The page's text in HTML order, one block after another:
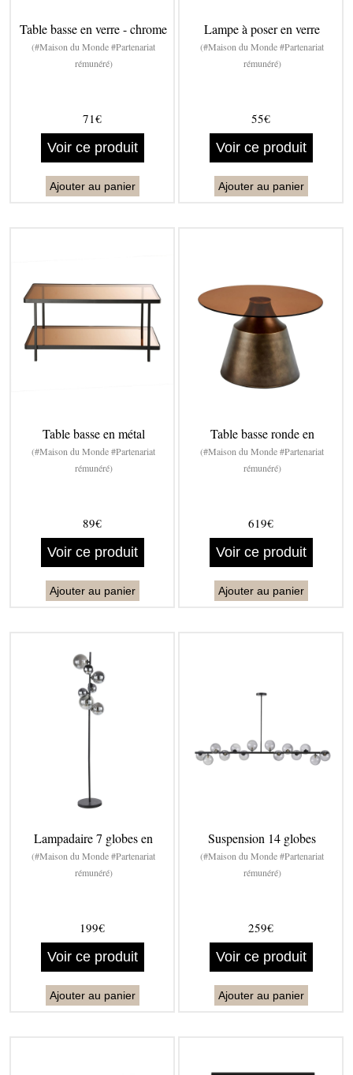
Table basse en verre - chrome
(#Maison du Monde #Partenariat
rémunéré)
71€
Voir ce produit
Ajouter au panier
Lampe à poser en verre
(#Maison du Monde #Partenariat
rémunéré)
55€
Voir ce produit
Ajouter au panier
Table basse en métal
(#Maison du Monde #Partenariat
rémunéré)
89€
Voir ce produit
Ajouter au panier
Table basse ronde en
(#Maison du Monde #Partenariat
rémunéré)
619€
Voir ce produit
Ajouter au panier
Lampadaire 7 globes en
(#Maison du Monde #Partenariat
rémunéré)
199€
Voir ce produit
Ajouter au panier
Suspension 14 globes
(#Maison du Monde #Partenariat
rémunéré)
259€
Voir ce produit
Ajouter au panier